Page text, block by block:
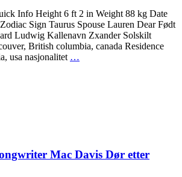
Info Height 6 ft 2 in Weight 88 kg Date
Sign Taurus Spouse Lauren Dear Født
Ludwig Kallenavn Zxander Solskilt
British columbia, canada Residence
usa nasjonalitet …
Mac Davis Dør etter